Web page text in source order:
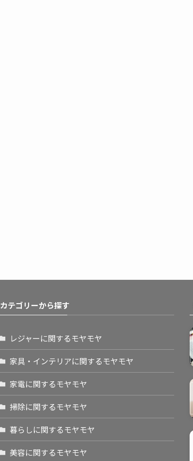
カテゴリーから探す
レジャーに関するモヤモヤ
家具・インテリアに関するモヤモヤ
家電に関するモヤモヤ
掃除に関するモヤモヤ
暮らしに関するモヤモヤ
美容に関するモヤモヤ